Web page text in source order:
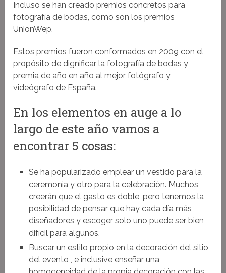
Incluso se han creado premios concretos para
fotografía de bodas, como son los premios
UnionWep.
Estos premios fueron conformados en 2009 con el
propósito de dignificar la fotografía de bodas y
premia de año en año al mejor fotógrafo y
videógrafo de España.
En los elementos en auge a lo
largo de este año vamos a
encontrar 5 cosas:
Se ha popularizado emplear un vestido para la
ceremonia y otro para la celebración. Muchos
creerán que el gasto es doble, pero tenemos la
posibilidad de pensar que hay cada día más
diseñadores y escoger solo uno puede ser bien
difícil para algunos.
Buscar un estilo propio en la decoración del sitio
del evento , e inclusive enseñar una